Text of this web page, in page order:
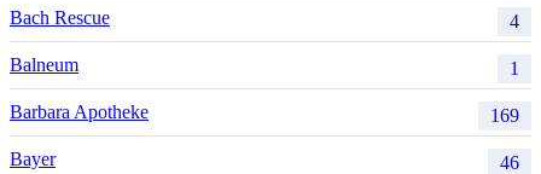
Bach Rescue 4
Balneum 1
Barbara Apotheke 169
Bayer 46